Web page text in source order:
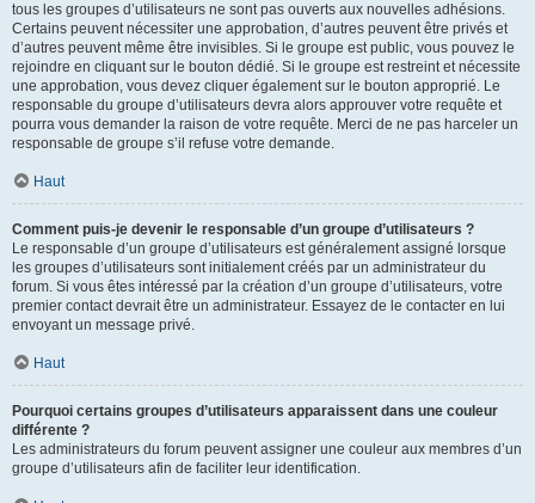
tous les groupes d’utilisateurs ne sont pas ouverts aux nouvelles adhésions.
Certains peuvent nécessiter une approbation, d’autres peuvent être privés et
d’autres peuvent même être invisibles. Si le groupe est public, vous pouvez le
rejoindre en cliquant sur le bouton dédié. Si le groupe est restreint et nécessite
une approbation, vous devez cliquer également sur le bouton approprié. Le
responsable du groupe d’utilisateurs devra alors approuver votre requête et
pourra vous demander la raison de votre requête. Merci de ne pas harceler un
responsable de groupe s’il refuse votre demande.
Haut
Comment puis-je devenir le responsable d’un groupe d’utilisateurs ?
Le responsable d’un groupe d’utilisateurs est généralement assigné lorsque
les groupes d’utilisateurs sont initialement créés par un administrateur du
forum. Si vous êtes intéressé par la création d’un groupe d’utilisateurs, votre
premier contact devrait être un administrateur. Essayez de le contacter en lui
envoyant un message privé.
Haut
Pourquoi certains groupes d’utilisateurs apparaissent dans une couleur
différente ?
Les administrateurs du forum peuvent assigner une couleur aux membres d’un
groupe d’utilisateurs afin de faciliter leur identification.